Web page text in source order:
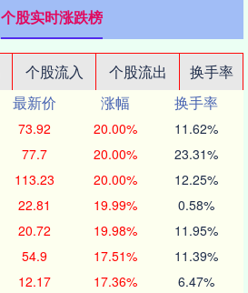
个股实时涨跌榜
个股流入 个股流出
换手率
最新价 涨幅
换手率
73.92 20.00% 11.62%
77.7 20.00% 23.31%
113.23 20.00% 12.25%
22.81 19.99% 0.58%
20.72 19.98% 11.95%
54.9 17.51% 11.39%
12.17 17.36% 6.47%